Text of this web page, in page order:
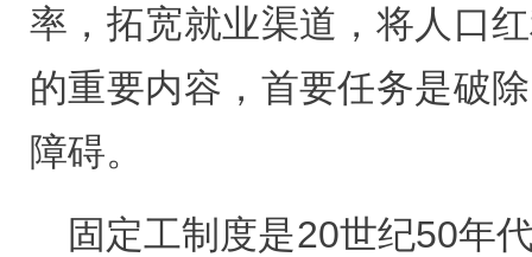
率，拓宽就业渠道，将人口
的重要内容，首要任务是破
障碍。
固定工制度是20世纪50年